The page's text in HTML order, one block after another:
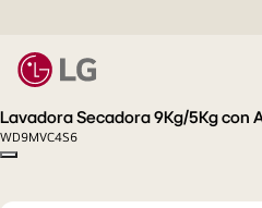
Lavadora Secadora 9Kg/5Kg con
WD9MVC4S6
Copy model name